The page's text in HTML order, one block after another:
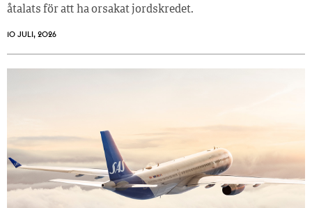
åtalats för att ha orsakat jordskredet.
10 JULI, 2026